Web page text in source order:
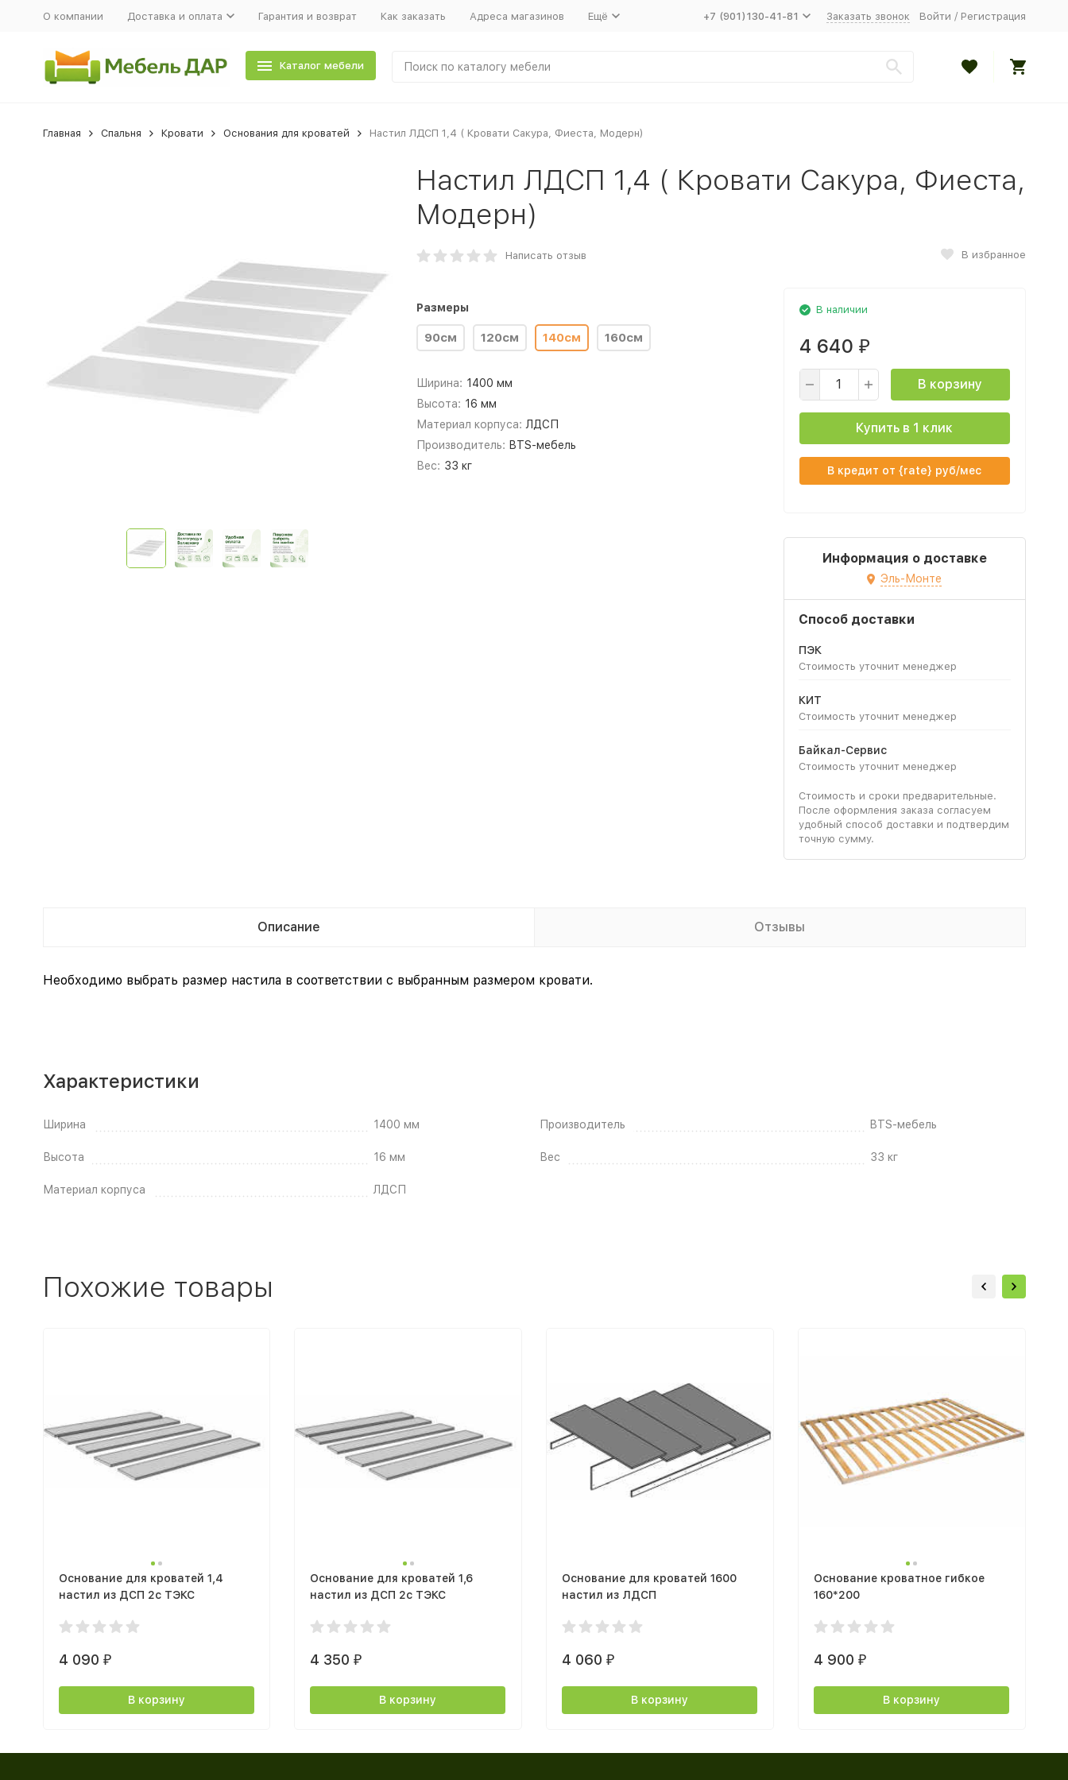
О компании Доставка и оплата Гарантия и возврат Как заказать Адреса магазинов Ещё +7 (901)130-41-81 Заказать звонок Войти / Регистрация
Каталог мебели
Главная Спальня Кровати Основания для кроватей Настил ЛДСП 1,4 ( Кровати Сакура, Фиеста, Модерн)
Настил ЛДСП 1,4 ( Кровати Сакура, Фиеста,
Модерн)
Написать отзыв В избранное
Размеры
90см 120см 140см 160см
Ширина: 1400 мм
Высота: 16 мм
Материал корпуса: ЛДСП
Производитель: BTS-мебель
Вес: 33 кг
В наличии
4 640 ₽
В корзину
Купить в 1 клик
В кредит от {rate} руб/мес
Информация о доставке
Эль-Монте
Способ доставки
ПЭК
Стоимость уточнит менеджер
КИТ
Стоимость уточнит менеджер
Байкал-Сервис
Стоимость уточнит менеджер
Стоимость и сроки предварительные.
После оформления заказа согласуем
удобный способ доставки и подтвердим
точную сумму.
Описание Отзывы
Необходимо выбрать размер настила в соответствии с выбранным размером кровати.
Характеристики
Ширина 1400 мм
Высота 16 мм
Материал корпуса ЛДСП
Производитель BTS-мебель
Вес 33 кг
Похожие товары
Основание для кроватей 1,4
настил из ДСП 2с ТЭКС
4 090 ₽
В корзину
Основание для кроватей 1,6
настил из ДСП 2с ТЭКС
4 350₽
В корзину
Основание для кроватей 1600
настил из ЛДСП
4 060 ₽
В корзину
Основание кроватное гибкое
160*200
4 900 ₽
В корзину